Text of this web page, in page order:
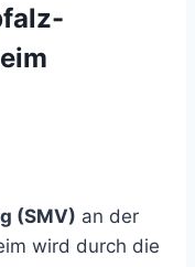
(SMV) an der
wird durch die